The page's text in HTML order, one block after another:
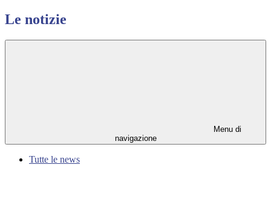
Le notizie
Menu di
navigazione
Tutte le news